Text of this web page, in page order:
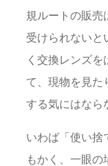
規ルートの販売
受けられないと
く交換レンズ
て、現物を見た
する気にはなら
いわば「使い捨
もかく、一眼の